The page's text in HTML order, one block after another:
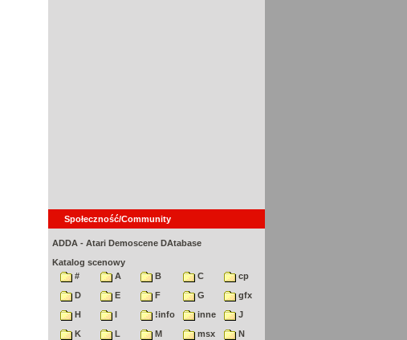
Społeczność/Community
ADDA - Atari Demoscene DAtabase
Katalog scenowy
#
A B C
cp
D
E F G
gfx
H
I !info inne
J
K
L M msx
N